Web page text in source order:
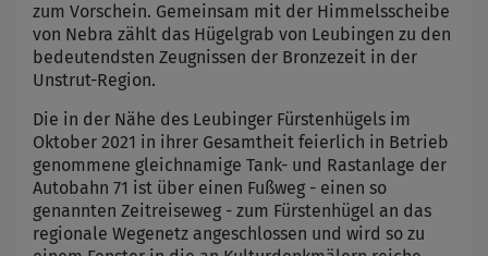
zum Vorschein. Gemeinsam mit der Himmelsscheibe
von Nebra zählt das Hügelgrab von Leubingen zu den
bedeutendsten Zeugnissen der Bronzezeit in der
Unstrut-Region.
Die in der Nähe des Leubinger Fürstenhügels im
Oktober 2021 in ihrer Gesamtheit feierlich in Betrieb
genommene gleichnamige Tank- und Rastanlage der
Autobahn 71 ist über einen Fußweg - einen so
genannten Zeitreiseweg - zum Fürstenhügel an das
regionale Wegenetz angeschlossen und wird so zu